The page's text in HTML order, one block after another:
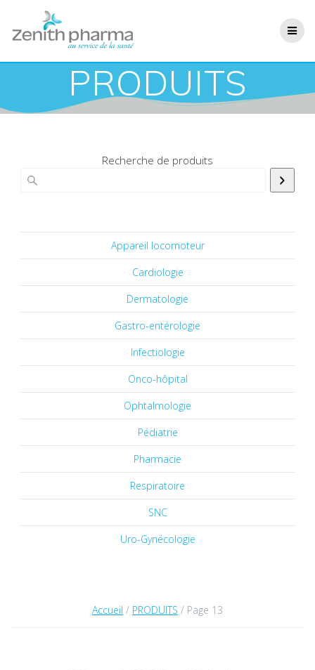
PRODUITS
Recherche de produits
Appareil locomoteur
Cardiologie
Dermatologie
Gastro-entérologie
Infectiologie
Onco-hôpital
Ophtalmologie
Pédiatrie
Pharmacie
Respiratoire
SNC
Uro-Gynécologie
Accueil / PRODUITS / Page 13